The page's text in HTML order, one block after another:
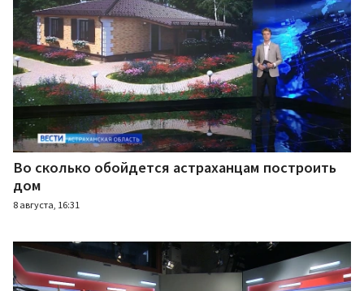
Во сколько обойдется астраханцам построить
дом
8 августа, 16:31